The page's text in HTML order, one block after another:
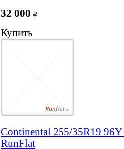
32 000
Купить
Continental 255/35R19
RunFlat